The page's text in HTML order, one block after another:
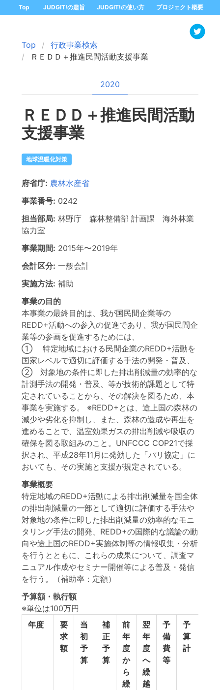
Top JUDGIT!の趣旨 JUDGIT!の使い方 プロジェクト概要
Top
行政事業検索
ＲＥＤＤ＋推進民間活動支援事業
2020
ＲＥＤＤ＋推進民間活動
支援事業
地球温暖化対策
府省庁: 農林水産省
事業番号: 0242
担当部局: 林野庁 森林整備部 計画課 海外林業
協力室
事業期間: 2015年〜2019年
会計区分: 一般会計
実施方法: 補助
事業の目的
本事業の最終目的は、我が国民間企業等の
REDD+活動への参入の促進であり、我が国民間企
業等の参画を促進するためには、
① 特定地域における民間企業のREDD+活動を
国家レベルで適切に評価する手法の開発・普及、
② 対象地の条件に即した排出削減量の効率的な
計測手法の開発・普及、等が技術的課題として特
定されていることから、その解決を図るため、本
事業を実施する。 ※REDD+とは、途上国の森林の
減少や劣化を抑制し、また、森林の造成や再生を
進めることで、温室効果ガスの排出削減や吸収の
確保を図る取組みのこと。UNFCCC COP21で採
択され、平成28年11月に発効した「パリ協定」に
おいても、その実施と支援が規定されている。
事業概要
特定地域のREDD+活動による排出削減量を国全体
の排出削減量の一部として適切に評価する手法や
対象地の条件に即した排出削減量の効率的なモニ
タリング手法の開発、REDD+の国際的な議論の動
向や途上国のREDD+実施体制等の情報収集・分析
を行うとともに、これらの成果について、調査マ
ニュアル作成やセミナー開催等による普及・発信
を行う。（補助率：定額）
予算額・執行額
※単位は100万円
年度
要
求
額
当
初
予
算
補
正
予
算
前
年
度
か
ら
繰
翌
年
度
へ
繰
越
予
備
費
等
予
算
計